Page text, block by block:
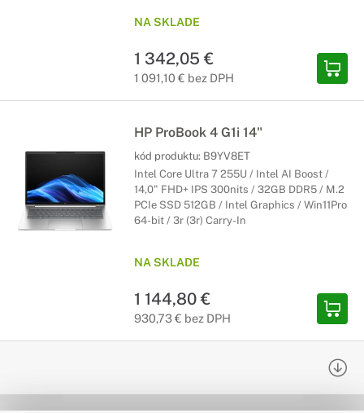
NA SKLADE
1 342,05 €
1 091,10 € bez DPH
HP ProBook 4 G1i 14"
kód produktu: B9YV8ET
Intel Core Ultra 7 255U / Intel AI Boost /
14,0" FHD+ IPS 300nits / 32GB DDR5 / M.2
PCIe SSD 512GB / Intel Graphics / Win11Pro
64-bit / 3r (3r) Carry-In
NA SKLADE
1 144,80 €
930,73 € bez DPH